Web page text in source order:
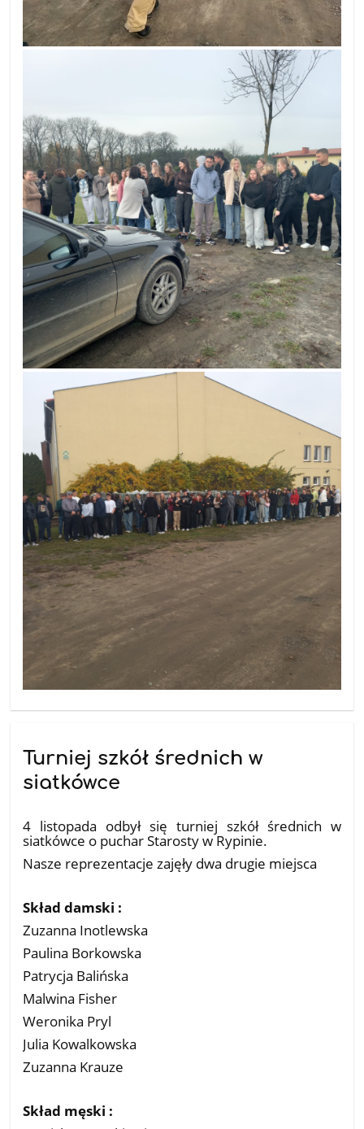
Turniej szkół średnich w
siatkówce
4 listopada odbył się turniej szkół średnich w
siatkówce o puchar Starosty w Rypinie.
Nasze reprezentacje zajęły dwa drugie miejsca
Skład damski :
Zuzanna Inotlewska
Paulina Borkowska
Patrycja Balińska
Malwina Fisher
Weronika Pryl
Julia Kowalkowska
Zuzanna Krauze
Skład męski :